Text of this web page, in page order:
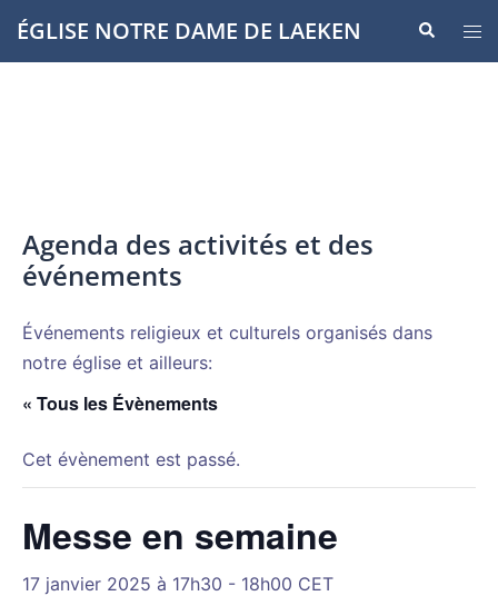
Aller
auÉGLISE NOTRE DAME DE LAEKEN
le
Agenda des activités et des
événements
Événements religieux et culturels organisés dans
notre église et ailleurs:
« Tous les Évènements
Cet évènement est passé.
Messe en semaine
17 janvier 2025 à 17h30 - 18h00 CET